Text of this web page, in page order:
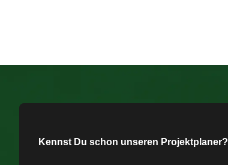
Kennst Du schon unseren Projektplaner?